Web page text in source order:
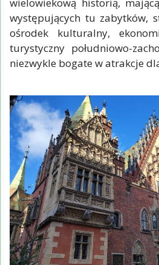
występujących tu zabytków,
ośrodek kulturalny,
turystyczny południowo-
niezwykle bogate w atrakcje